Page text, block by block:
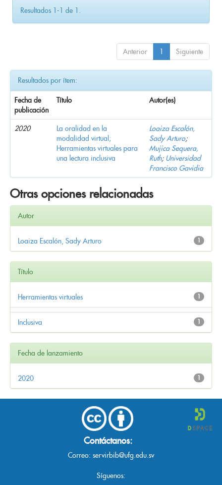
Resultados 1-1 de 1.
Anterior 1 Siguiente
Resultados por ítem:
Fecha de
publicación
Título Autor(es)
2020
La oralidad en la
modalidad virtual;
Herramientas virtuales para
una lectura inclusiva
Loaiza Escalón,
Sady Arturo;
Mujica Sequera,
Ruth; Universidad
Francisco Gavidia
Otras opciones relacionadas
Autor
1
Loaiza Escalón, Sady Arturo
Título
1
Herramientas virtuales
1
Inclusiva
Fecha de lanzamiento
1
2020
Contáctanos:
Correo: servirbib@ufg.edu.sv
Síguenos: